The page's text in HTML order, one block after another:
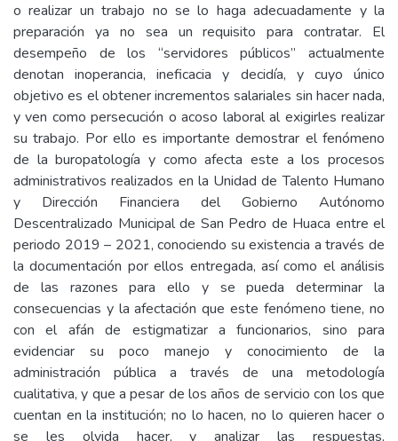
o realizar un trabajo no se lo haga adecuadamente y la
preparación ya no sea un requisito para contratar. El
desempeño de los “servidores públicos” actualmente
denotan inoperancia, ineficacia y decidía, y cuyo único
objetivo es el obtener incrementos salariales sin hacer nada,
y ven como persecución o acoso laboral al exigirles realizar
su trabajo. Por ello es importante demostrar el fenómeno
de la buropatología y como afecta este a los procesos
administrativos realizados en la Unidad de Talento Humano
y Dirección Financiera del Gobierno Autónomo
Descentralizado Municipal de San Pedro de Huaca entre el
periodo 2019 – 2021, conociendo su existencia a través de
la documentación por ellos entregada, así como el análisis
de las razones para ello y se pueda determinar la
consecuencias y la afectación que este fenómeno tiene, no
con el afán de estigmatizar a funcionarios, sino para
evidenciar su poco manejo y conocimiento de la
administración pública a través de una metodología
cualitativa, y que a pesar de los años de servicio con los que
cuentan en la institución; no lo hacen, no lo quieren hacer o
se les olvida hacer, y analizar las respuestas,